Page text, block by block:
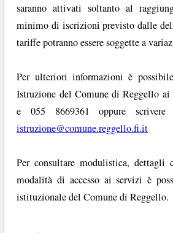
saranno attivati soltanto al
minimo di iscrizioni previsto dalle
tariffe potranno essere soggette a
Per ulteriori informazioni è
Istruzione del Comune di Reggello ai
e 055 8669361 oppure scrivere
istruzione@comune.reggello.fi.it
Per consultare modulistica, dettagli
modalità di accesso ai servizi è
istituzionale del Comune di Reggello.